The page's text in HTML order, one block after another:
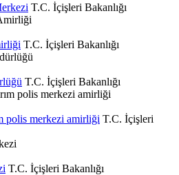
T.C. İçişleri Bakanlığı
T.C. İçişleri Bakanlığı
T.C. İçişleri Bakanlığı
polis merkezi amirliği T.C. İçişleri
T.C. İçişleri Bakanlığı